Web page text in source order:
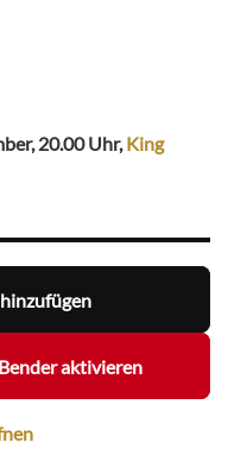
20.00 Uhr,King
aktivieren